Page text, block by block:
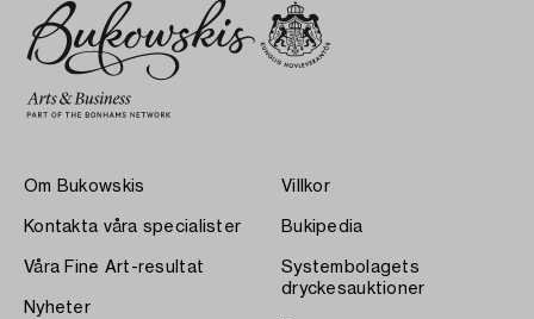
Om Bukowskis
Kontakta våra specialister
Våra Fine Art-resultat
Nyheter
Villkor
Bukipedia
Systembolagets
dryckesauktioner